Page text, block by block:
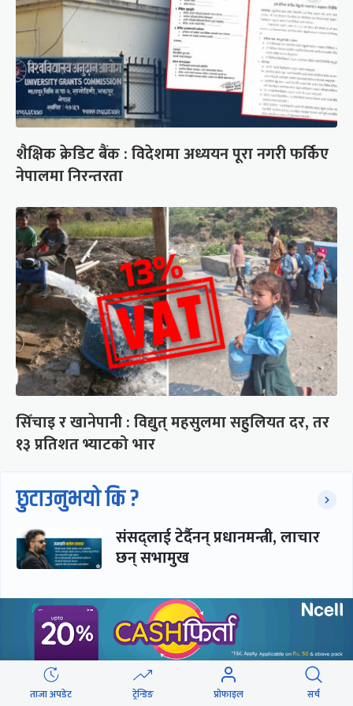
शैक्षिक क्रेडिट बैंक : विदेशमा अध्ययन पूरा नगरी फर्किए
नेपालमा निरन्तरता
सिँचाइ र खानेपानी : विद्युत् महसुलमा सहुलियत दर, तर
१३ प्रतिशत भ्याटको भार
छुटाउनुभयो कि ?
संसद्लाई टेर्दैनन् प्रधानमन्त्री, लाचार
छन् सभामुख
‘अस्थायी प्रकृतिको अध्यादेशले ऐनको
व्यवस्था विस्थापित गर्न सक्दैन’
ताजा अपडेट ट्रेन्डिङ प्रोफाइल सर्च